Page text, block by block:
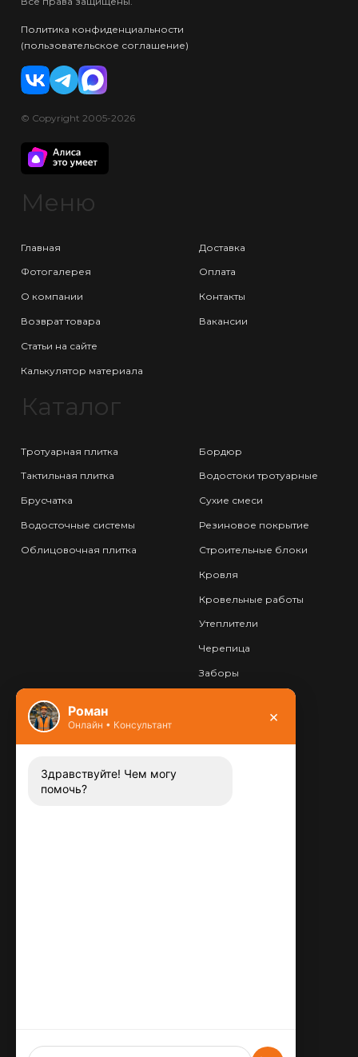
Политика конфиденциальности
(пользовательское соглашение)
© Copyright 2005-2026
Меню
Главная
Фотогалерея
О компании
Возврат товара
Статьи на сайте
Калькулятор материала
Доставка
Оплата
Контакты
Вакансии
Каталог
Тротуарная плитка
Тактильная плитка
Брусчатка
Водосточные системы
Облицовочная плитка
Бордюр
Водостоки тротуарные
Сухие смеси
Резиновое покрытие
Строительные блоки
Кровля
Кровельные работы
Утеплители
Черепица
Заборы
Контакты
Заказать звонок
Роман
Онлайн • Консультант ×
Здравствуйте! Чем могу
помочь?